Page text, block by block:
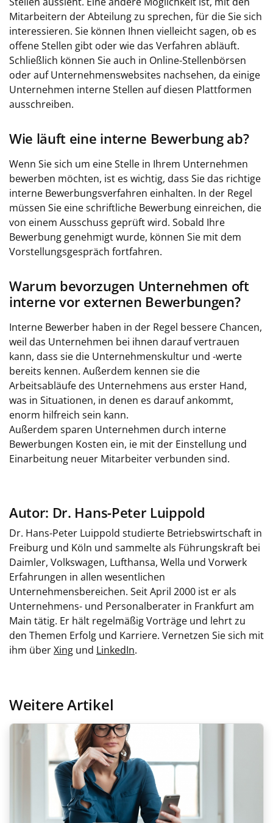
Mitarbeitern der Abteilung zu sprechen, für die Sie sich
interessieren. Sie können Ihnen vielleicht sagen, ob es
offene Stellen gibt oder wie das Verfahren abläuft.
Schließlich können Sie auch in Online-Stellenbörsen
oder auf Unternehmenswebsites nachsehen, da einige
Unternehmen interne Stellen auf diesen Plattformen
ausschreiben.
Wie läuft eine interne Bewerbung ab?
Wenn Sie sich um eine Stelle in Ihrem Unternehmen
bewerben möchten, ist es wichtig, dass Sie das richtige
interne Bewerbungsverfahren einhalten. In der Regel
müssen Sie eine schriftliche Bewerbung einreichen, die
von einem Ausschuss geprüft wird. Sobald Ihre
Bewerbung genehmigt wurde, können Sie mit dem
Vorstellungsgespräch fortfahren.
Warum bevorzugen Unternehmen oft
interne vor externen Bewerbungen?
Interne Bewerber haben in der Regel bessere Chancen,
weil das Unternehmen bei ihnen darauf vertrauen
kann, dass sie die Unternehmenskultur und -werte
bereits kennen. Außerdem kennen sie die
Arbeitsabläufe des Unternehmens aus erster Hand,
was in Situationen, in denen es darauf ankommt,
enorm hilfreich sein kann.
Außerdem sparen Unternehmen durch interne
Bewerbungen Kosten ein, ie mit der Einstellung und
Einarbeitung neuer Mitarbeiter verbunden sind.
Autor: Dr. Hans-Peter Luippold
Dr. Hans-Peter Luippold studierte Betriebswirtschaft in
Freiburg und Köln und sammelte als Führungskraft bei
Daimler, Volkswagen, Lufthansa, Wella und Vorwerk
Erfahrungen in allen wesentlichen
Unternehmensbereichen. Seit April 2000 ist er als
Unternehmens- und Personalberater in Frankfurt am
Main tätig. Er hält regelmäßig Vorträge und lehrt zu
den Themen Erfolg und Karriere. Vernetzen Sie sich mit
ihm überXing und LinkedIn.
Weitere Artikel